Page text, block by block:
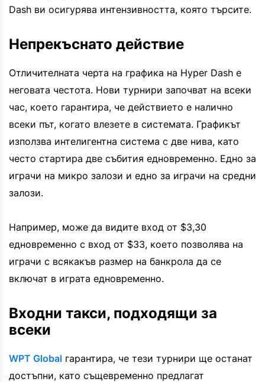
Dash ви осигурява интензивността, която търсите.
Непрекъснато действие
Отличителната черта на графика на Hyper Dash е
неговата честота. Нови турнири започват на всеки
час, което гарантира, че действието е налично
всеки път, когато влезете в системата. Графикът
използва интелигентна система с две нива, като
често стартира две събития едновременно. Едно за
играчи на микро залози и едно за играчи на средни
залози.
Например, може да видите вход от $3,30
едновременно с вход от $33, което позволява на
играчи с всякакъв размер на банкрола да се
включат в играта едновременно.
Входни такси, подходящи за
всеки
WPT Global гарантира, че тези турнири ще останат
достъпни, като същевременно предлагат